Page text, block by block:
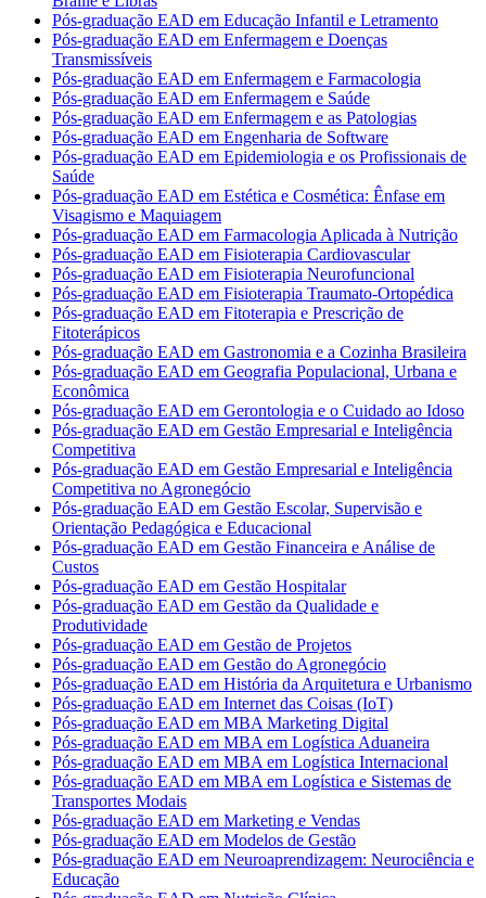
Pós-graduação EAD em Educação Infantil e Letramento
Pós-graduação EAD em Enfermagem e Doenças
Transmissíveis
Pós-graduação EAD em Enfermagem e Farmacologia
Pós-graduação EAD em Enfermagem e Saúde
Pós-graduação EAD em Enfermagem e as Patologias
Pós-graduação EAD em Engenharia de Software
Pós-graduação EAD em Epidemiologia e os Profissionais de
Saúde
Pós-graduação EAD em Estética e Cosmética: Ênfase em
Visagismo e Maquiagem
Pós-graduação EAD em Farmacologia Aplicada à Nutrição
Pós-graduação EAD em Fisioterapia Cardiovascular
Pós-graduação EAD em Fisioterapia Neurofuncional
Pós-graduação EAD em Fisioterapia Traumato-Ortopédica
Pós-graduação EAD em Fitoterapia e Prescrição de
Fitoterápicos
Pós-graduação EAD em Gastronomia e a Cozinha Brasileira
Pós-graduação EAD em Geografia Populacional, Urbana e
Econômica
Pós-graduação EAD em Gerontologia e o Cuidado ao Idoso
Pós-graduação EAD em Gestão Empresarial e Inteligência
Competitiva
Pós-graduação EAD em Gestão Empresarial e Inteligência
Competitiva no Agronegócio
Pós-graduação EAD em Gestão Escolar, Supervisão e
Orientação Pedagógica e Educacional
Pós-graduação EAD em Gestão Financeira e Análise de
Custos
Pós-graduação EAD em Gestão Hospitalar
Pós-graduação EAD em Gestão da Qualidade e
Produtividade
Pós-graduação EAD em Gestão de Projetos
Pós-graduação EAD em Gestão do Agronegócio
Pós-graduação EAD em História da Arquitetura e Urbanismo
Pós-graduação EAD em Internet das Coisas (IoT)
Pós-graduação EAD em MBA Marketing Digital
Pós-graduação EAD em MBA em Logística Aduaneira
Pós-graduação EAD em MBA em Logística Internacional
Pós-graduação EAD em MBA em Logística e Sistemas de
Transportes Modais
Pós-graduação EAD em Marketing e Vendas
Pós-graduação EAD em Modelos de Gestão
Pós-graduação EAD em Neuroaprendizagem: Neurociência e
Educação